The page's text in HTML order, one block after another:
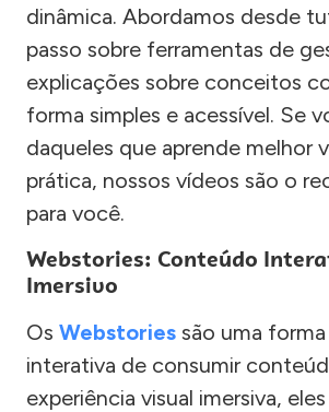
dinâmica. Abordamos desde
passo sobre ferramentas de
explicações sobre conceitos
forma simples e acessível. Se
daqueles que aprende melhor
prática, nossos vídeos são o
para você.
Webstories: Conteúdo
Imersivo
Os Webstories são uma
interativa de consumir
experiência visual imersiva,